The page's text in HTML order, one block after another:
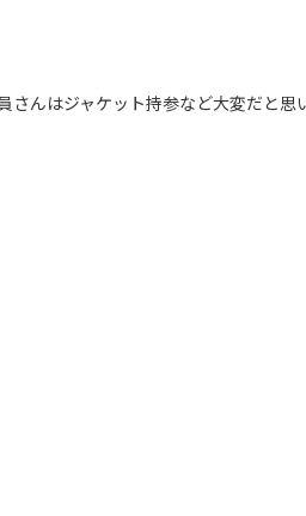
さんはジャケット持参など大変だと